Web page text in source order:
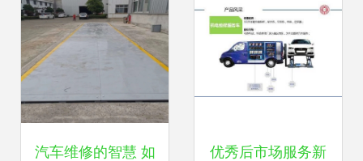
汽车维修的智慧 如 优秀后市场服务新